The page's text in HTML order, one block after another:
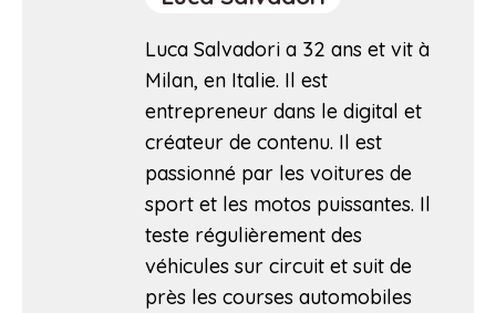
Luca Salvadori a 32 ans et vit à
Milan, en Italie. Il est
entrepreneur dans le digital et
créateur de contenu. Il est
passionné par les voitures de
sport et les motos puissantes. Il
teste régulièrement des
véhicules sur circuit et suit de
près les courses automobiles